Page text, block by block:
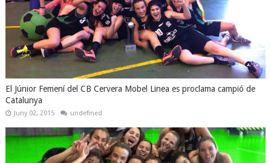
El Júnior Femení del CB Cervera Mobel Linea es proclama campió de
Catalunya
Juny 02, 2015 undefined